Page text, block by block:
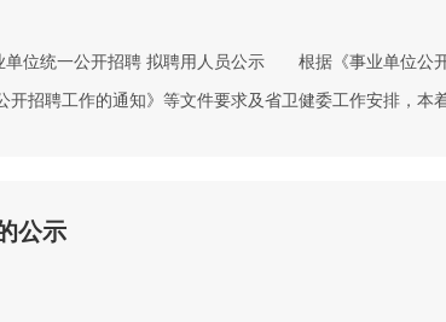
单位统一公开招聘 拟聘用人员公示 根据《事业单位公
招聘工作的通知》等文件要求及省卫健委工作安排，本
公示